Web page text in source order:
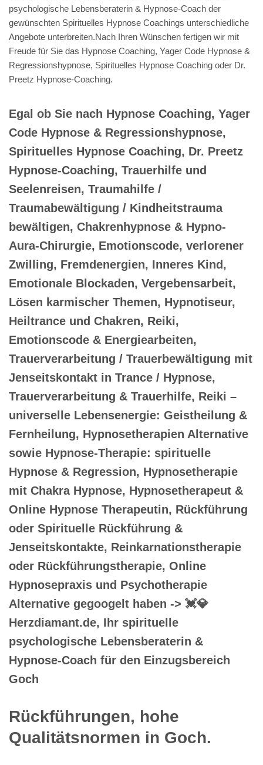
psychologische Lebensberaterin & Hypnose-Coach der
gewünschten Spirituelles Hypnose Coachings unterschiedliche
Angebote unterbreiten.Nach Ihren Wünschen fertigen wir mit
Freude für Sie das Hypnose Coaching, Yager Code Hypnose &
Regressionshypnose, Spirituelles Hypnose Coaching oder Dr.
Preetz Hypnose-Coaching.
Egal ob Sie nach Hypnose Coaching, Yager
Code Hypnose & Regressionshypnose,
Spirituelles Hypnose Coaching, Dr. Preetz
Hypnose-Coaching, Trauerhilfe und
Seelenreisen, Traumahilfe /
Traumabewältigung / Kindheitstrauma
bewältigen, Chakrenhypnose & Hypno-
Aura-Chirurgie, Emotionscode, verlorener
Zwilling, Fremdenergien, Inneres Kind,
Emotionale Blockaden, Vergebensarbeit,
Lösen karmischer Themen, Hypnotiseur,
Heiltrance und Chakren, Reiki,
Emotionscode & Energiearbeiten,
Trauerverarbeitung / Trauerbewältigung mit
Jenseitskontakt in Trance / Hypnose,
Trauerverarbeitung & Trauerhilfe, Reiki –
universelle Lebensenergie: Geistheilung &
Fernheilung, Hypnosetherapien Alternative
sowie Hypnose-Therapie: spirituelle
Hypnose & Regression, Hypnosetherapie
mit Chakra Hypnose, Hypnosetherapeut &
Online Hypnose Therapeutin, Rückführung
oder Spirituelle Rückführung &
Jenseitskontakte, Reinkarnationstherapie
oder Rückführungstherapie, Online
Hypnosepraxis und Psychotherapie
Alternative gegoogelt haben -> 💓️💎
Herzdiamant.de, Ihr spirituelle
psychologische Lebensberaterin &
Hypnose-Coach für den Einzugsbereich
Goch
Rückführungen, hohe
Qualitätsnormen in Goch.